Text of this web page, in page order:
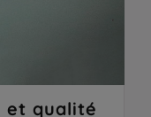
et qualité